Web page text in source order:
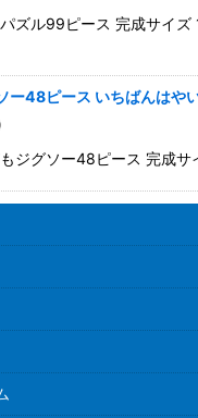
ズル99ピース 完成サイ
ー48ピース いちばんはや
ジグソー48ピース 完成